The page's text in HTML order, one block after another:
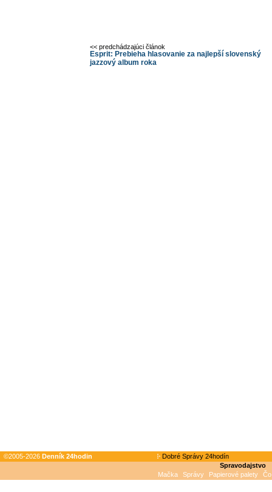
<< predchádzajúci článok
Esprit: Prebieha hlasovanie za najlepší slovenský
jazzový album roka
©2005-2026 Denník 24hodin
Dobré Správy 24hodín
Spravodajstvo
Mačka
Správy Papierové palety